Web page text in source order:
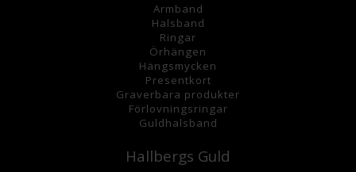
Armband
Halsband
Ringar
Örhängen
Hängsmycken
Presentkort
Graverbara produkter
Förlovningsringar
Guldhalsband
Hallbergs Guld